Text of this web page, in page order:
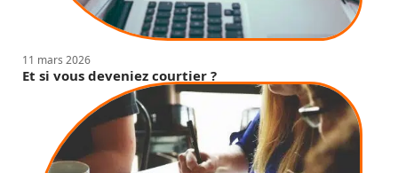
11 mars 2026
Et si vous deveniez courtier ?